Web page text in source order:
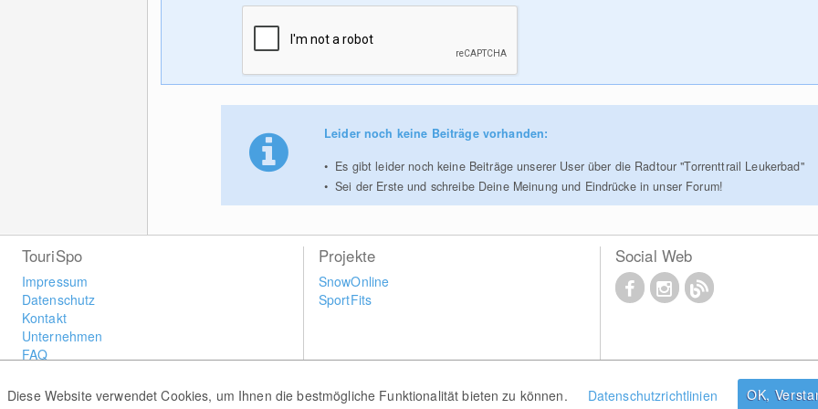
Leider noch keine Beiträge vorhanden:
Es gibt leider noch keine Beiträge unserer User über die Radtour "Torrenttrail Leukerbad"
Sei der Erste und schreibe Deine Meinung und Eindrücke in unser Forum!
Diese Website verwendet Cookies, um Ihnen die bestmögliche Funktionalität bieten zu können. Datenschutzrichtlinien OK,
TouriSpo
Impressum
Datenschutz
Kontakt
Unternehmen
FAQ
Widget
Projekte
SnowOnline
SportFits
Social Web